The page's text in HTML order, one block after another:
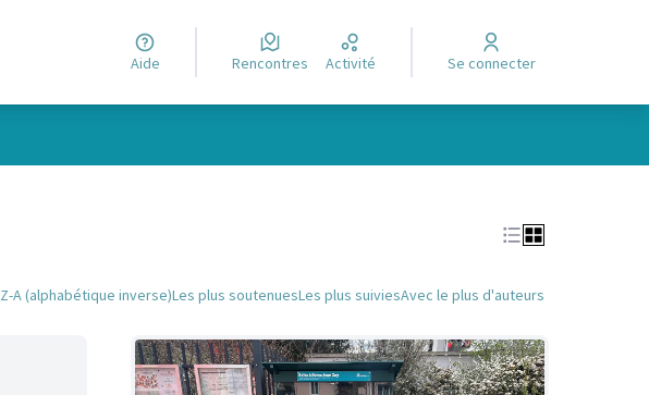
Aide Rencontres Activité Se connecter
Z-A (alphabétique inverse)Les plus soutenuesLes plus suiviesAvec le plus d'auteurs